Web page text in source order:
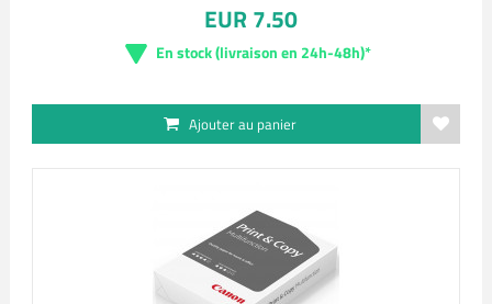
EUR 7.50
En stock (livraison en 24h-48h)*
Ajouter au panier